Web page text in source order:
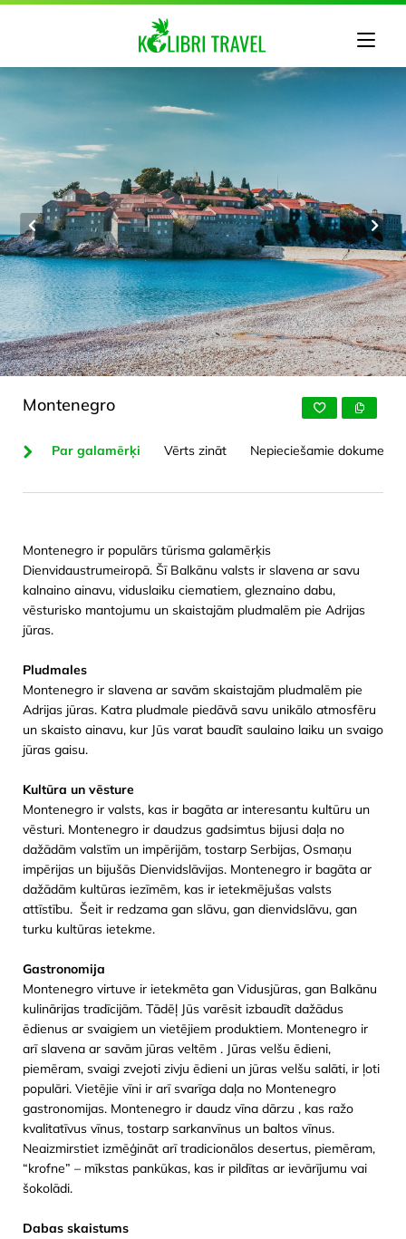
Montenegro
Par galamērķi Vērts zināt Nepieciešamie dokumenti
Montenegro ir populārs tūrisma galamērķis
Dienvidaustrumeiropā. Šī Balkānu valsts ir slavena ar savu
kalnaino ainavu, viduslaiku ciematiem, gleznaino dabu,
vēsturisko mantojumu un skaistajām pludmalēm pie Adrijas
jūras.
Pludmales
Montenegro ir slavena ar savām skaistajām pludmalēm pie
Adrijas jūras. Katra pludmale piedāvā savu unikālo atmosfēru
un skaisto ainavu, kur Jūs varat baudīt saulaino laiku un svaigo
jūras gaisu.
Kultūra un vēsture
Montenegro ir valsts, kas ir bagāta ar interesantu kultūru un
vēsturi. Montenegro ir daudzus gadsimtus bijusi daļa no
dažādām valstīm un impērijām, tostarp Serbijas, Osmaņu
impērijas un bijušās Dienvidslāvijas. Montenegro ir bagāta ar
dažādām kultūras iezīmēm, kas ir ietekmējušas valsts
attīstību. Šeit ir redzama gan slāvu, gan dienvidslāvu, gan
turku kultūras ietekme.
Gastronomija
Montenegro virtuve ir ietekmēta gan Vidusjūras, gan Balkānu
kulinārijas tradīcijām. Tādēļ Jūs varēsit izbaudīt dažādus
ēdienus ar svaigiem un vietējiem produktiem. Montenegro ir
arī slavena ar savām jūras veltēm . Jūras velšu ēdieni,
piemēram, svaigi zvejoti zivju ēdieni un jūras velšu salāti, ir ļoti
populāri. Vietējie vīni ir arī svarīga daļa no Montenegro
gastronomijas. Montenegro ir daudz vīna dārzu , kas ražo
kvalitatīvus vīnus, tostarp sarkanvīnus un baltos vīnus.
Neaizmirstiet izmēģināt arī tradicionālos desertus, piemēram,
“krofne” – mīkstas pankūkas, kas ir pildītas ar ievārījumu vai
šokolādi.
Dabas skaistums